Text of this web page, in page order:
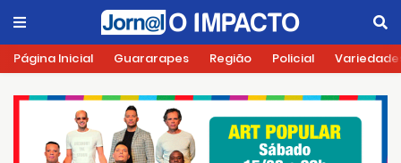
Página Inicial Guararapes Região Policial